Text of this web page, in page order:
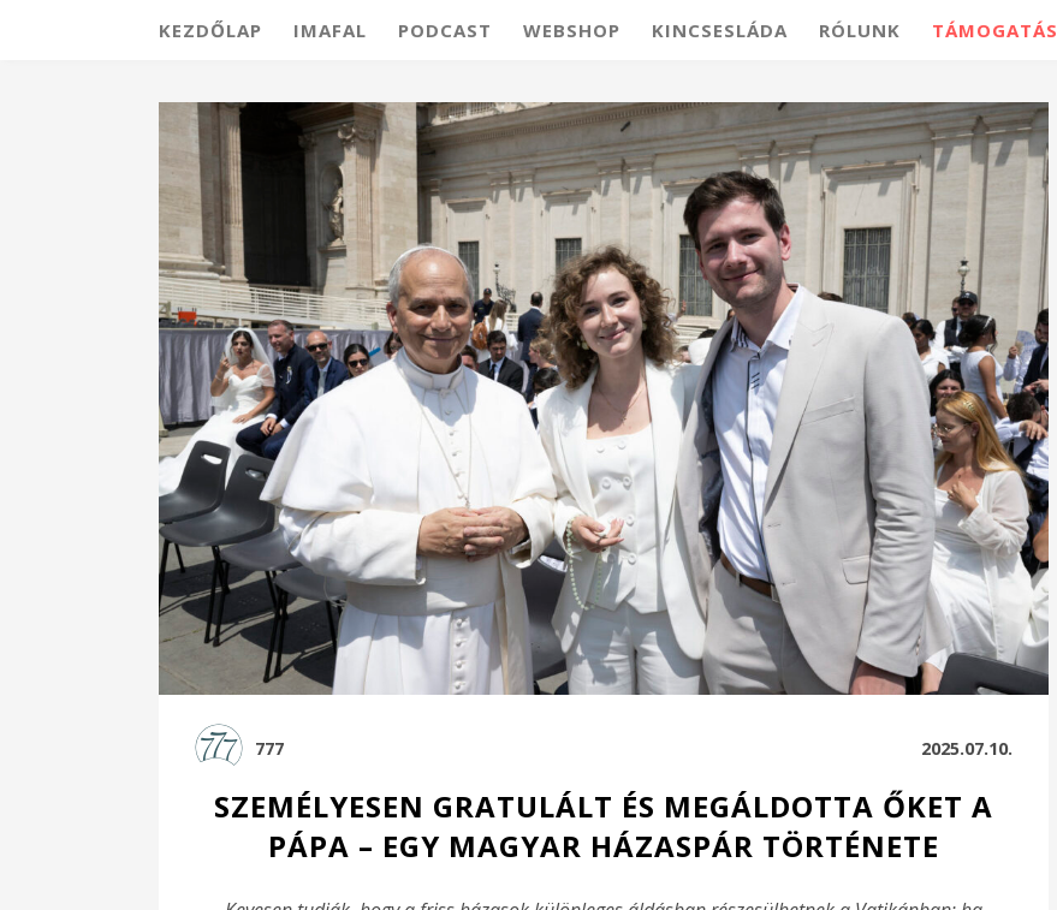
KEZDŐLAP IMAFAL PODCAST WEBSHOP KINCSESLÁDA RÓLUNK TÁMOGATÁS
777 2025.07.10.
SZEMÉLYESEN GRATULÁLT ÉS MEGÁLDOTTA ŐKET A
PÁPA – EGY MAGYAR HÁZASPÁR TÖRTÉNETE